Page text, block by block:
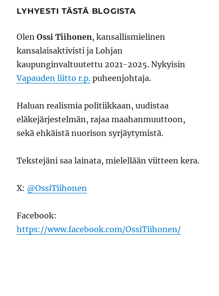
LYHYESTI TÄSTÄ BLOGISTA
OlenOssi Tiihonen, kansallismielinen
kansalaisaktivisti ja Lohjan
kaupunginvaltuutettu 2021-2025. Nykyisin
Vapauden liitto r.p. puheenjohtaja.
Haluan realismia politiikkaan, uudistaa
eläkejärjestelmän, rajaa maahanmuuttoon,
sekä ehkäistä nuorison syrjäytymistä.
Tekstejäni saa lainata, mielellään viitteen kera.
X: @OssiTiihonen
Facebook:
https://www.facebook.com/OssiTiihonen/